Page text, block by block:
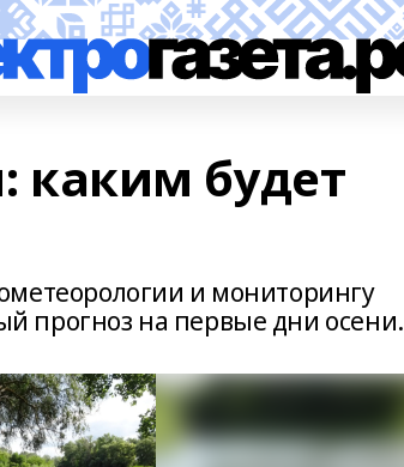
каким будет
и мониторингу
прогноз на первые дни осени.